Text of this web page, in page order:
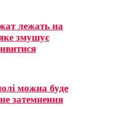
лежать на
змушує
можна буде
затемнення